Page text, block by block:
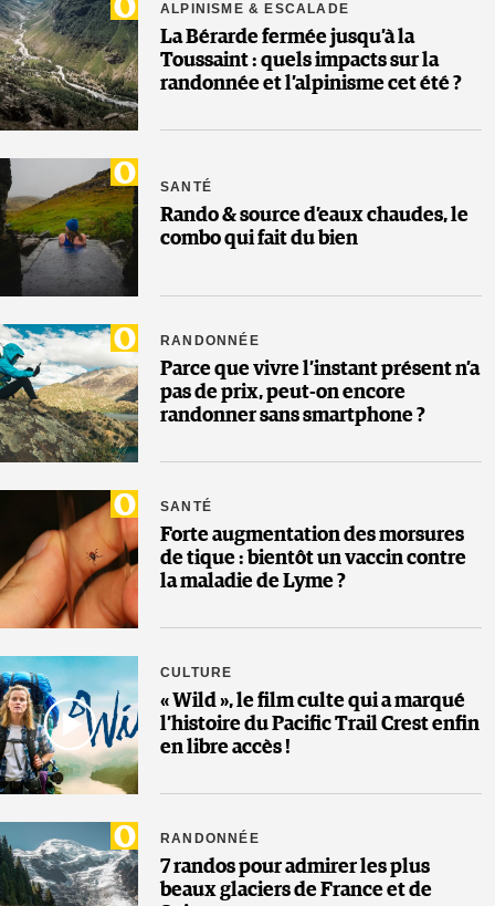
ALPINISME & ESCALADE
La Bérarde fermée jusqu’à la
Toussaint : quels impacts sur la
randonnée et l’alpinisme cet été ?
SANTÉ
Rando & source d’eaux chaudes, le
combo qui fait du bien
RANDONNÉE
Parce que vivre l’instant présent n’a
pas de prix, peut-on encore
randonner sans smartphone ?
SANTÉ
Forte augmentation des morsures
de tique : bientôt un vaccin contre
la maladie de Lyme ?
CULTURE
« Wild », le film culte qui a marqué
l’histoire du Pacific Trail Crest enfin
en libre accès !
RANDONNÉE
7 randos pour admirer les plus
beaux glaciers de France et de